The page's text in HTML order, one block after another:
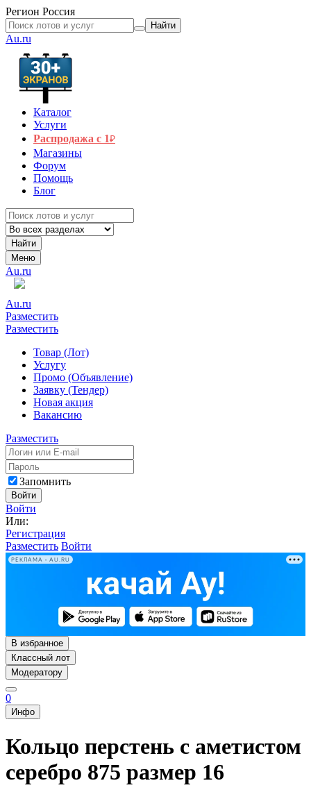
Регион Россия
Найти
Au.ru
Каталог
Услуги
Распродажа с 1₽
Магазины
Форум
Помощь
Блог
Найти
Меню
Au.ru
Au.ru
Разместить
Разместить
Товар (Лот)
Услугу
Промо (Объявление)
Заявку (Тендер)
Новая акция
Вакансию
Разместить
Запомнить
Войти
Войти
Или:
Регистрация
Разместить Войти
РЕКЛАМА • AU.RU
В избранное
Классный лот
Модератору
0
Инфо
Кольцо перстень с аметистом
серебро 875 размер 16